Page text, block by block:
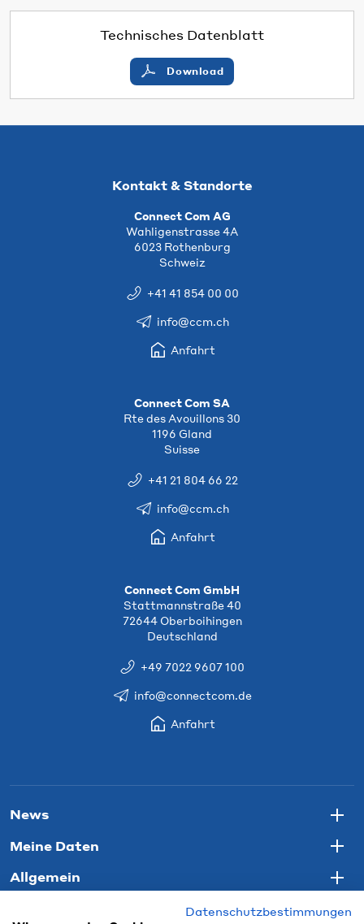
Technisches Datenblatt
Download
Kontakt & Standorte
Connect Com AG
Wahligenstrasse 4A
6023 Rothenburg
Schweiz
+41 41 854 00 00
info@ccm.ch
Anfahrt
Connect Com SA
Rte des Avouillons 30
1196 Gland
Suisse
+41 21 804 66 22
info@ccm.ch
Anfahrt
Connect Com GmbH
Stattmannstraße 40
72644 Oberboihingen
Deutschland
+49 7022 9607 100
info@connectcom.de
Anfahrt
News
Meine Daten
Allgemein
Datenschutzbestimmungen